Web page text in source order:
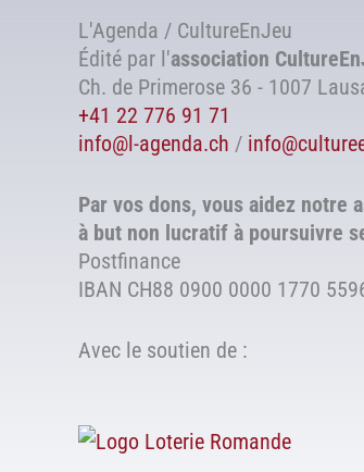
L'Agenda / CultureEnJeu
Édité par l'association
Ch. de Primerose 36 - 1007
+41 22 776 91 71
info@l-agenda.ch /
Par vos dons, vous aidez notre
à but non lucratif à poursuivre
Postfinance
IBAN CH88 0900 0000 1770
Avec le soutien de :